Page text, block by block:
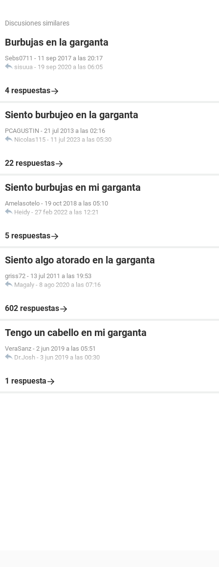
Discusiones similares
Burbujas en la garganta
Sebs0711 - 11 sep 2017 a las 20:17
sisuua - 19 sep 2020 a las 06:05
4 respuestas
Siento burbujeo en la garganta
PCAGUSTIN - 21 jul 2013 a las 02:16
Nicolas115 - 11 jul 2023 a las 05:30
22 respuestas
Siento burbujas en mi garganta
Amelasotelo - 19 oct 2018 a las 05:10
Heidy - 27 feb 2022 a las 12:21
5 respuestas
Siento algo atorado en la garganta
griss72 - 13 jul 2011 a las 19:53
Magaly - 8 ago 2020 a las 07:16
602 respuestas
Tengo un cabello en mi garganta
VeraSanz - 2 jun 2019 a las 05:51
Dr.Josh - 3 jun 2019 a las 00:30
1 respuesta